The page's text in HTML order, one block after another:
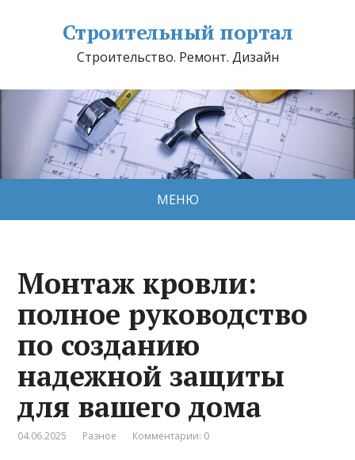
Строительный портал
Строительство. Ремонт. Дизайн
МЕНЮ
Монтаж кровли:
полное руководство
по созданию
надежной защиты
для вашего дома
04.06.2025 Разное Комментарии: 0